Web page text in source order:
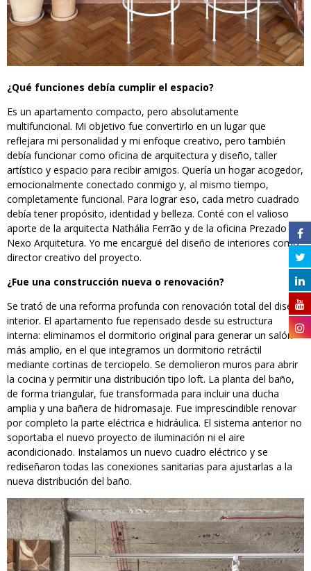
¿Qué funciones debía cumplir el espacio?
Es un apartamento compacto, pero absolutamente
multifuncional. Mi objetivo fue convertirlo en un lugar que
reflejara mi personalidad y mi enfoque creativo, pero también
debía funcionar como oficina de arquitectura y diseño, taller
artístico y espacio para recibir amigos. Quería un hogar acogedor,
emocionalmente conectado conmigo y, al mismo tiempo,
completamente funcional. Para lograr eso, cada metro cuadrado
debía tener propósito, identidad y belleza. Conté con el valioso
aporte de la arquitecta Nathália Ferrão y de la oficina Prezado
Nexo Arquitetura. Yo me encargué del diseño de interiores como
director creativo del proyecto.
¿Fue una construcción nueva o renovación?
Se trató de una reforma profunda con renovación total del diseño
interior. El apartamento fue repensado desde su estructura
interna: eliminamos el dormitorio original para generar un salón
más amplio, en el que integramos un dormitorio retráctil
mediante cortinas de terciopelo. Se demolieron muros para abrir
la cocina y permitir una distribución tipo loft. La planta del baño,
de forma triangular, fue transformada para incluir una ducha
amplia y una bañera de hidromasaje. Fue imprescindible renovar
por completo la parte eléctrica e hidráulica. El sistema anterior no
soportaba el nuevo proyecto de iluminación ni el aire
acondicionado. Instalamos un nuevo cuadro eléctrico y se
rediseñaron todas las conexiones sanitarias para ajustarlas a la
nueva distribución del baño.